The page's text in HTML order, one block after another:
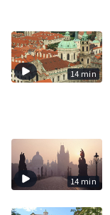
14 min
14 min